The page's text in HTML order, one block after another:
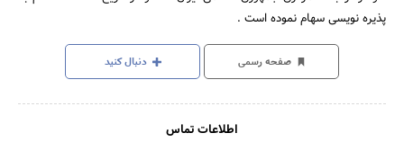
پذیره نویسی سهام نموده است .
صفحه رسمی دنبال کنید
اطلاعات تماس